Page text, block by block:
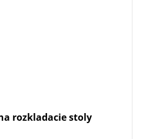
rozkladacie stoly